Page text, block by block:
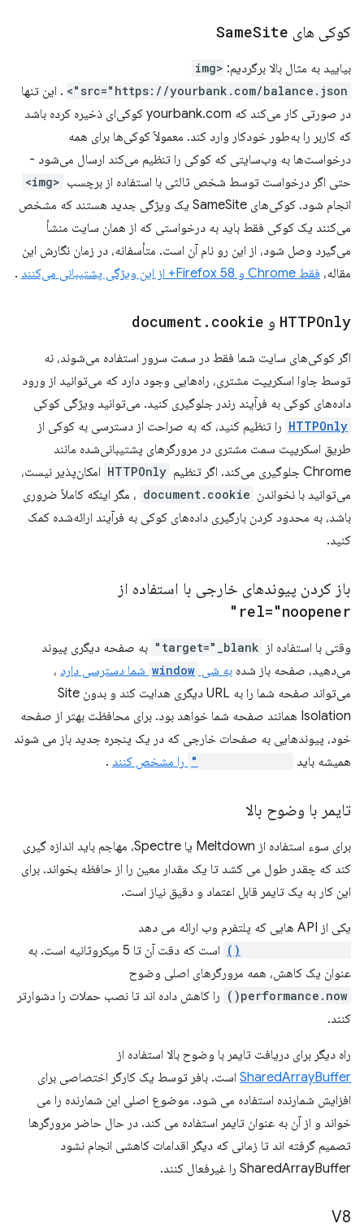
کوکی های SameSite
بیایید به مثال بالا برگردیم:
<img
src="https://yourbank.com/balance.json">
. این تنها
در صورتی کار می‌کند که yourbank.com کوکی‌ای ذخیره کرده باشد
که کاربر را به‌طور خودکار وارد کند. معمولاً کوکی‌ها برای همه
درخواست‌ها به وب‌سایتی که کوکی را تنظیم می‌کند ارسال می‌شود -
حتی اگر درخواست توسط شخص ثالثی با استفاده از برچسب <img>
انجام شود. کوکی‌های SameSite یک ویژگی جدید هستند که مشخص
می‌کنند یک کوکی فقط باید به درخواستی که از همان سایت منشأ
می‌گیرد وصل شود، از این رو نام آن است. متأسفانه، در زمان نگارش این
مقاله، فقط Chrome و Firefox 58+ از این ویژگی پشتیبانی می‌کنند .
HTTPOnly و document . cookie
اگر کوکی‌های سایت شما فقط در سمت سرور استفاده می‌شوند، نه
توسط جاوا اسکریپت مشتری، راه‌هایی وجود دارد که می‌توانید از ورود
داده‌های کوکی به فرآیند رندر جلوگیری کنید. می‌توانید ویژگی کوکی
HTTPOnly را تنظیم کنید، که به صراحت از دسترسی به کوکی از
طریق اسکریپت سمت مشتری در مرورگرهای پشتیبانی‌شده مانند
Chrome جلوگیری می‌کند. اگر تنظیم
HTTPOnly امکان‌پذیر نیست،
می‌توانید با نخواندن document.cookie ، مگر اینکه کاملاً ضروری
باشد، به محدود کردن بارگیری داده‌های کوکی به فرآیند ارائه‌شده کمک
کنید.
باز کردن پیوندهای خارجی با استفاده از
rel="noopener"
وقتی با استفاده از target="_blank"
به صفحه دیگری پیوند
می‌دهید، صفحه باز شده به شی window شما دسترسی دارد ،
می‌تواند صفحه شما را به URL دیگری هدایت کند و بدون Site
Isolation همانند صفحه شما خواهد بود. برای محافظت بهتر از صفحه
خود، پیوندهایی به صفحات خارجی که در یک پنجره جدید باز می شوند
همیشه باید
را مشخص کنند .
تایمر با وضوح بالا
برای سوء استفاده از Meltdown یا Spectre، مهاجم باید اندازه گیری
کند که چقدر طول می کشد تا یک مقدار معین را از حافظه بخواند. برای
این کار به یک تایمر قابل اعتماد و دقیق نیاز است.
یکی از API هایی که پلتفرم وب ارائه می دهد
است که دقت آن تا 5 میکروثانیه است. به
عنوان یک کاهش، همه مرورگرهای اصلی وضوح
performance.now()
را کاهش داده اند تا نصب حملات را دشوارتر
کنند.
راه دیگر برای دریافت تایمر با وضوح بالا استفاده از
SharedArrayBuffer است. بافر توسط یک کارگر اختصاصی برای
افزایش شمارنده استفاده می شود. موضوع اصلی این شمارنده را می
خواند و از آن به عنوان تایمر استفاده می کند. در حال حاضر مرورگرها
تصمیم گرفته اند تا زمانی که دیگر اقدامات کاهشی انجام نشود
SharedArrayBuffer را غیرفعال کنند.
V8